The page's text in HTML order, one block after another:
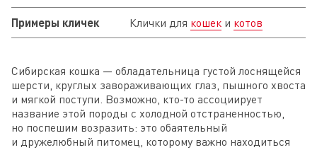
Примеры кличек Клички для кошек и котов
Сибирская кошка — обладательница густой лоснящейся
шерсти, круглых завораживающих глаз, пышного хвоста
и мягкой поступи. Возможно, кто-то ассоциирует
название этой породы с холодной отстраненностью,
но поспешим возразить: это обаятельный
и дружелюбный питомец, которому важно находиться